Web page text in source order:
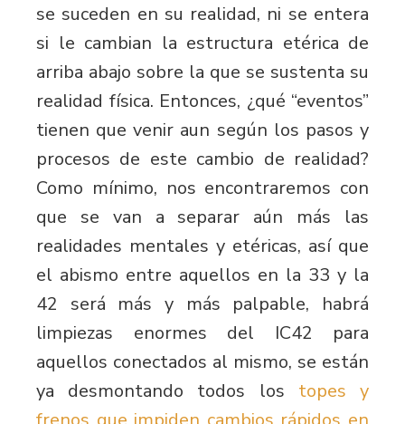
se suceden en su realidad, ni se entera
si le cambian la estructura etérica de
arriba abajo sobre la que se sustenta su
realidad física. Entonces, ¿qué “eventos”
tienen que venir aun según los pasos y
procesos de este cambio de realidad?
Como mínimo, nos encontraremos con
que se van a separar aún más las
realidades mentales y etéricas, así que
el abismo entre aquellos en la 33 y la
42 será más y más palpable, habrá
limpiezas enormes del IC42 para
aquellos conectados al mismo, se están
ya desmontando todos los topes y